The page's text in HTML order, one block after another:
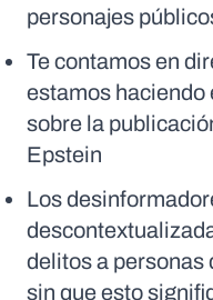
personajes
Te contamos en
estamos haciendo
sobre la
Epstein
Los
delitos a personas
sin que esto